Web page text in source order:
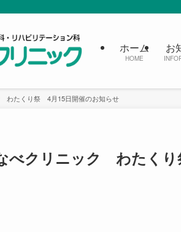
ホーム
HOME
お
たくり祭 4月15日開催のお知らせ
べクリニック わたくり